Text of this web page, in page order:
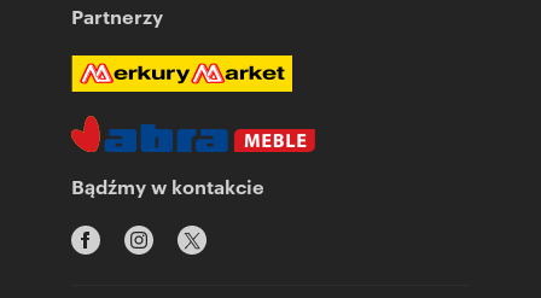
Partnerzy
Bądźmy w kontakcie